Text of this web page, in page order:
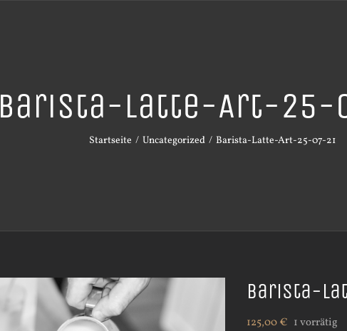
Barista-Latte-Art-25-
Startseite Uncategorized Barista-Latte-Art-25-07-21
Barista-
125,00€ 1 vorrätig